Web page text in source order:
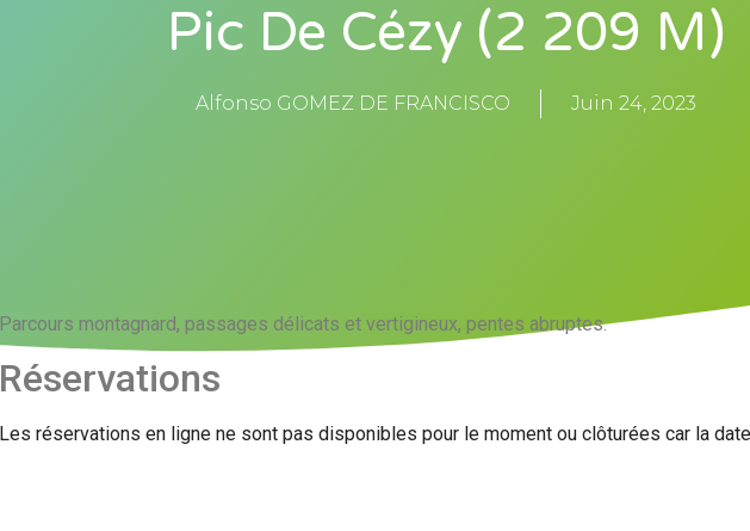
Pic De Cézy (2 209 M)
Alfonso GOMEZ DE FRANCISCO Juin 24, 2023
Parcours montagnard, passages délicats et vertigineux, pentes abruptes.
Réservations
Les réservations en ligne ne sont pas disponibles pour le moment ou clôturées car la